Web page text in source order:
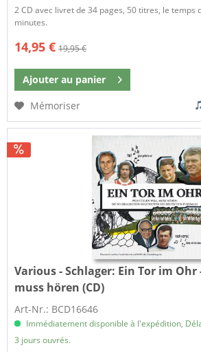
2 CD avec livret de 34 pages, 50 titres, le temps
minutes.
14,95 € 19,95 €
Ajouter au panier
Mémoriser
Various - Schlager: Ein Tor im
muss hören (CD)
Art-Nr.: BCD16646
Immédiatement disponible à l'expédition,
3 jours ouvrés.